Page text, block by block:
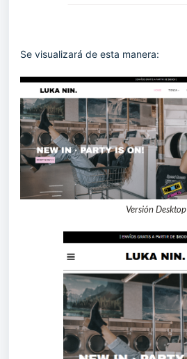
Se visualizará de esta manera:
Versión Desktop